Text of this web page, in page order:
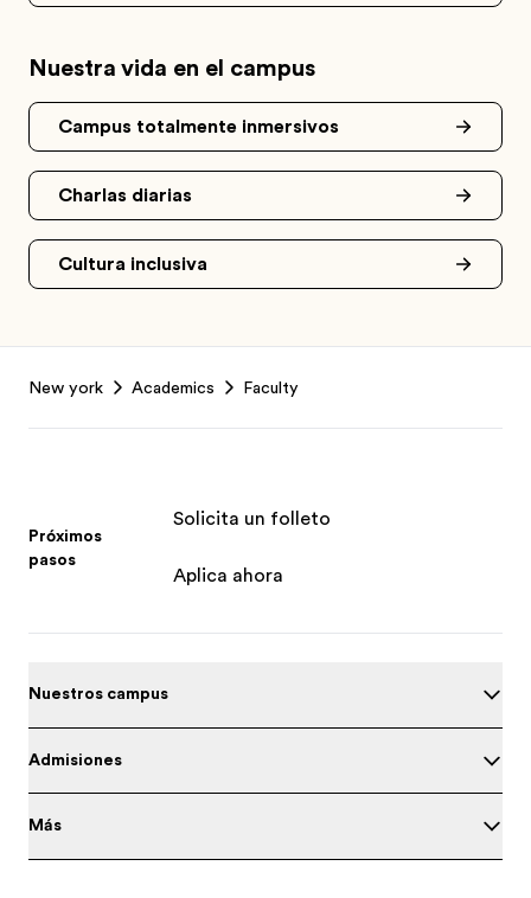
Nuestra vida en el campus
Campus totalmente inmersivos
Charlas diarias
Cultura inclusiva
New york Academics Faculty
Próximos
pasos
Solicita un folleto
Aplica ahora
Nuestros campus
Admisiones
Más